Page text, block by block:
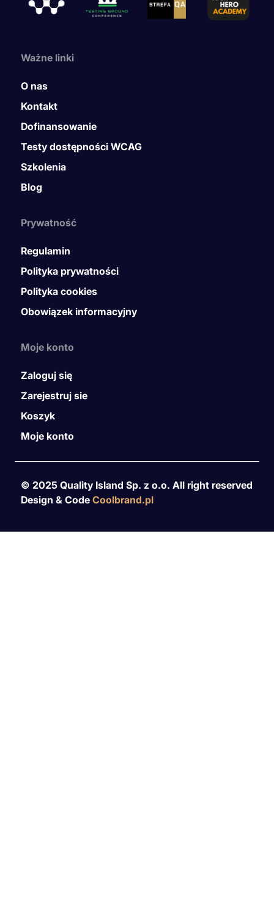
Ważne linki
O nas
Kontakt
Dofinansowanie
Testy dostępności WCAG
Szkolenia
Blog
Prywatność
Regulamin
Polityka prywatności
Polityka cookies
Obowiązek informacyjny
Moje konto
Zaloguj się
Zarejestruj sie
Koszyk
Moje konto
© 2025 Quality Island Sp. z o.o. All right reserved
Design & Code Coolbrand.pl